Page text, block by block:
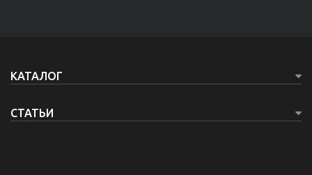
КАТАЛОГ
СТАТЬИ